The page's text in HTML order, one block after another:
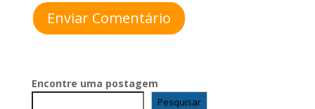
Enviar Comentário
Encontre uma postagem
Pesquisar